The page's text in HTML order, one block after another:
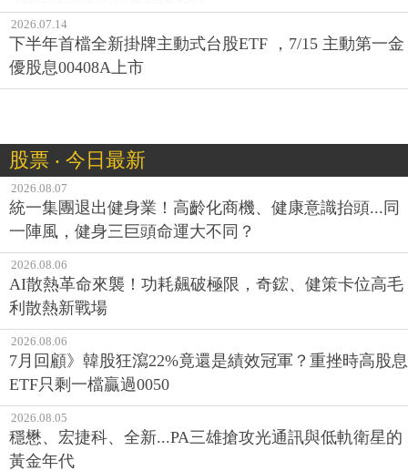
2026.07.14
下半年首檔全新掛牌主動式台股ETF ，7/15 主動第一金
優股息00408A上市
股票 ‧ 今日最新
2026.08.07
統一集團退出健身業！高齡化商機、健康意識抬頭...同
一陣風，健身三巨頭命運大不同？
2026.08.06
AI散熱革命來襲！功耗飆破極限，奇鋐、健策卡位高毛
利散熱新戰場
2026.08.06
7月回顧》韓股狂瀉22%竟還是績效冠軍？重挫時高股息
ETF只剩一檔贏過0050
2026.08.05
穩懋、宏捷科、全新...PA三雄搶攻光通訊與低軌衛星的
黃金年代